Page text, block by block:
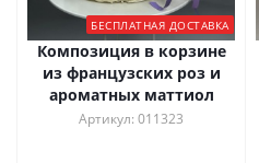
БЕСПЛАТНАЯ ДОСТАВКА
Композиция в корзине
из французских роз и
ароматных маттиол
Артикул: 011323